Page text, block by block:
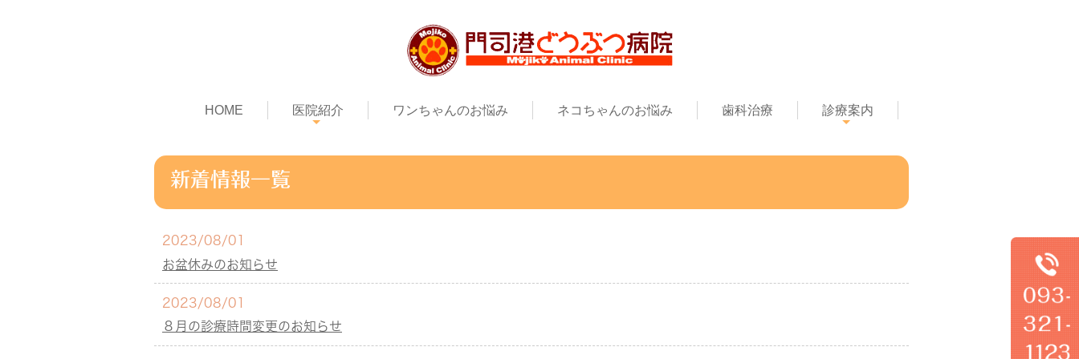
HOME 医院紹介 ワンちゃんのお悩み ネコちゃんのお悩み 歯科治療 診療案内
新着情報一覧
2023/08/01
お盆休みのお知らせ
2023/08/01
８月の診療時間変更のお知らせ